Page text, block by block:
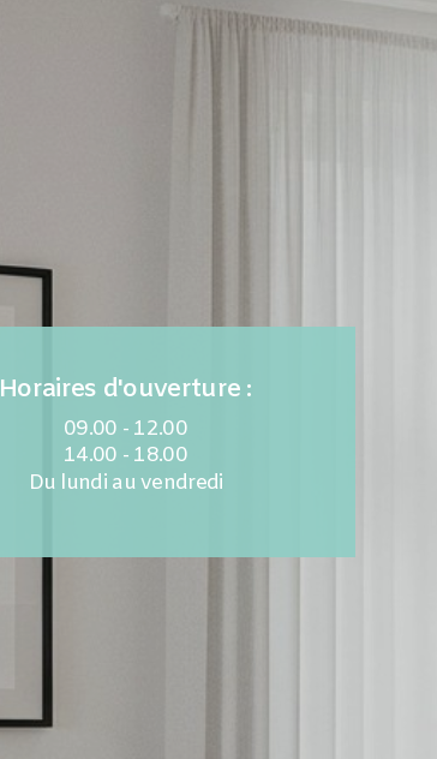
Horaires d'ouverture :
09.00 - 12.00
14.00 - 18.00
Du lundi au vendredi